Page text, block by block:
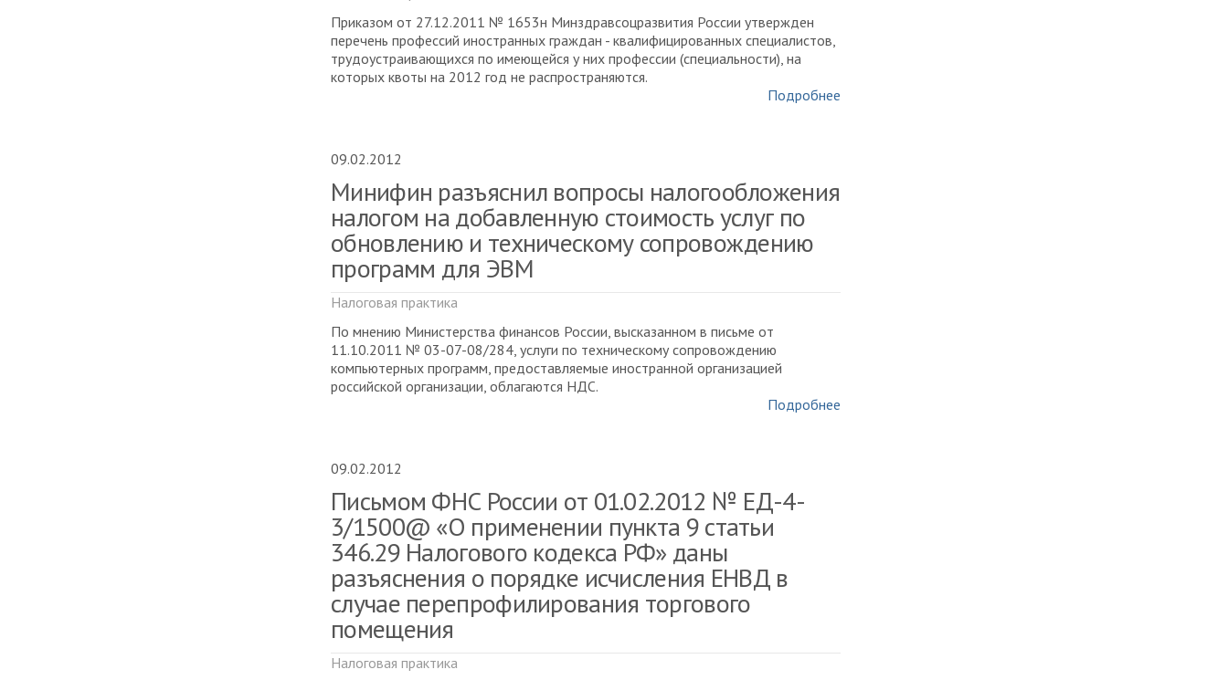
Приказом от 27.12.2011 № 1653н Минздравсоцразвития России утвержден
перечень профессий иностранных граждан - квалифицированных специалистов,
трудоустраивающихся по имеющейся у них профессии (специальности), на
которых квоты на 2012 год не распространяются.
Подробнее
09.02.2012
Минифин разъяснил вопросы налогообложения
налогом на добавленную стоимость услуг по
обновлению и техническому сопровождению
программ для ЭВМ
Налоговая практика
По мнению Министерства финансов России, высказанном в письме от
11.10.2011 № 03-07-08/284, услуги по техническому сопровождению
компьютерных программ, предоставляемые иностранной организацией
российской организации, облагаются НДС.
Подробнее
09.02.2012
Письмом ФНС России от 01.02.2012 № ЕД-4-
3/1500@ «О применении пункта 9 статьи
346.29 Налогового кодекса РФ» даны
разъяснения о порядке исчисления ЕНВД в
случае перепрофилирования торгового
помещения
Налоговая практика